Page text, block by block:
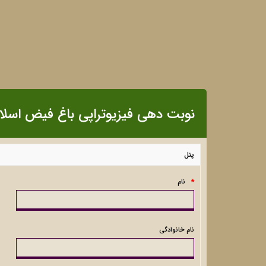
نوبت دهی فیزیوتراپی باغ فیض
پنل
* نام
نام خانوادگی